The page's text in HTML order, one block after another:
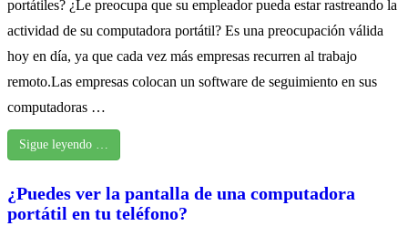
portátiles? ¿Le preocupa que su empleador pueda estar rastreando la
actividad de su computadora portátil? Es una preocupación válida
hoy en día, ya que cada vez más empresas recurren al trabajo
remoto.Las empresas colocan un software de seguimiento en sus
computadoras …
Sigue leyendo …
¿Puedes ver la pantalla de una computadora
portátil en tu teléfono?